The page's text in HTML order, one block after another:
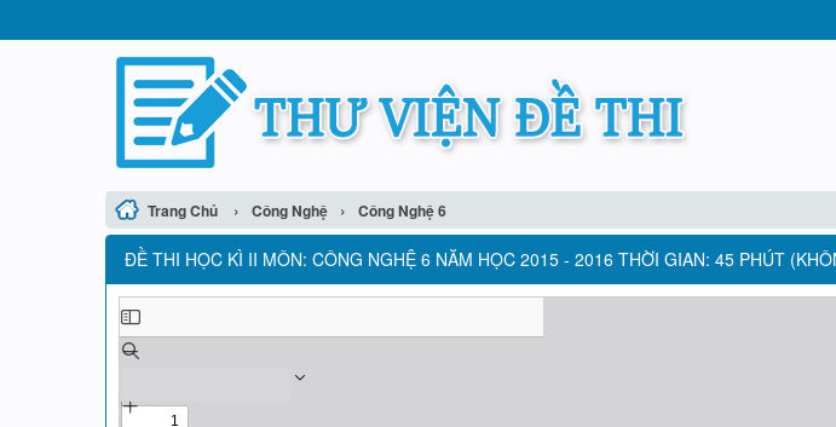
Trang Chủ › Công Nghệ › Công Nghệ 6
ĐỀ THI HỌC KÌ II MÔN: CÔNG NGHỆ 6 NĂM HỌC 2015 - 2016 THỜI GIAN: 45 PHÚT